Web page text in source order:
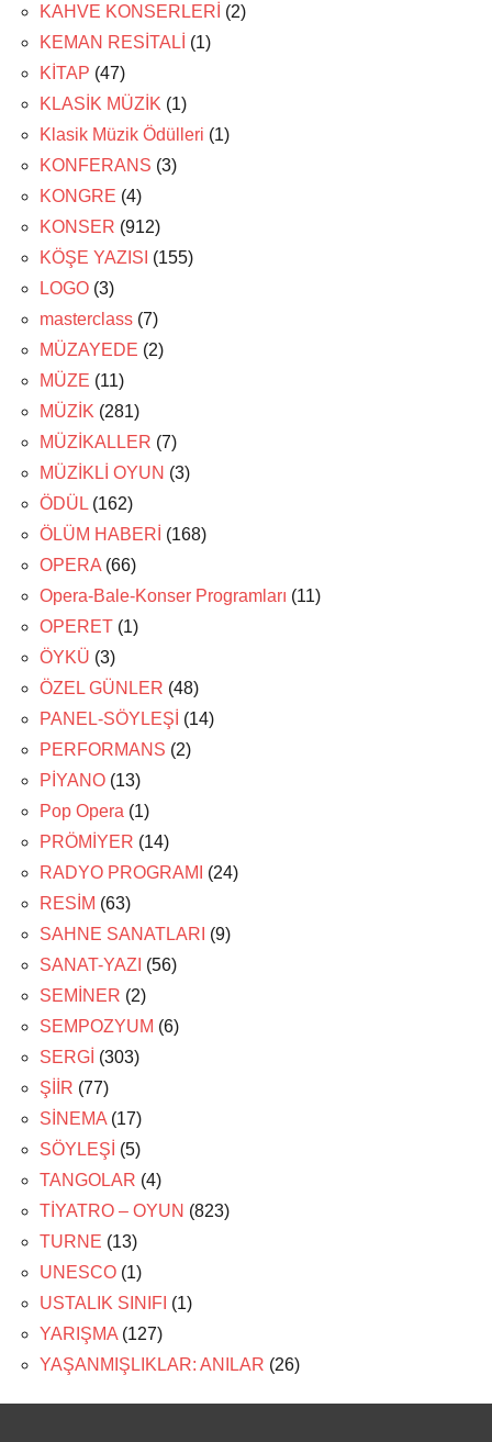
KAHVE KONSERLERİ (2)
KEMAN RESİTALİ (1)
KİTAP (47)
KLASİK MÜZİK (1)
Klasik Müzik Ödülleri (1)
KONFERANS (3)
KONGRE (4)
KONSER (912)
KÖŞE YAZISI (155)
LOGO (3)
masterclass (7)
MÜZAYEDE (2)
MÜZE (11)
MÜZİK (281)
MÜZİKALLER (7)
MÜZİKLİ OYUN (3)
ÖDÜL (162)
ÖLÜM HABERİ (168)
OPERA (66)
Opera-Bale-Konser Programları (11)
OPERET (1)
ÖYKÜ (3)
ÖZEL GÜNLER (48)
PANEL-SÖYLEŞİ (14)
PERFORMANS (2)
PİYANO (13)
Pop Opera (1)
PRÖMİYER (14)
RADYO PROGRAMI
(24)
RESİM (63)
SAHNE SANATLARI (9)
SANAT-YAZI (56)
SEMİNER (2)
SEMPOZYUM (6)
SERGİ (303)
ŞİİR (77)
SİNEMA (17)
SÖYLEŞİ (5)
TANGOLAR (4)
TİYATRO – OYUN (823)
TURNE (13)
UNESCO (1)
USTALIK SINIFI (1)
YARIŞMA (127)
YAŞANMIŞLIKLAR: ANILAR (26)